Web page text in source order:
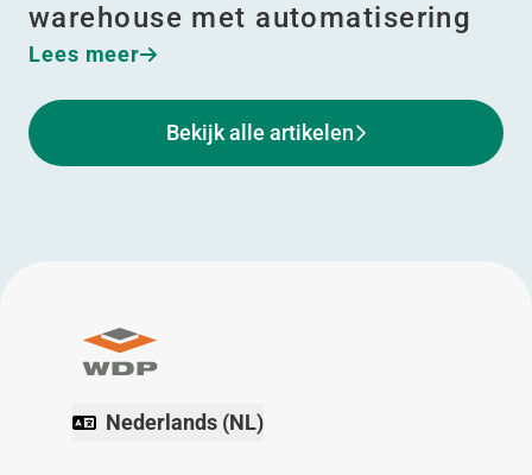
warehouse met automatisering
Lees meer
Bekijk alle artikelen
Nederlands (NL)